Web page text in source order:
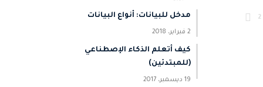
2 مدخل للبيانات: أنواع البيانات
2 فبراير، 2018
كيف أتعلم الذكاء الإصطناعي
(للمبتدئين)
19 ديسمبر، 2017